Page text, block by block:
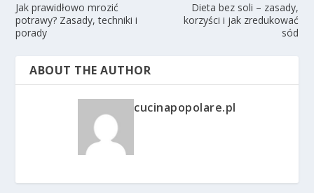
Jak prawidłowo mrozić
potrawy? Zasady, techniki i
porady
Dieta bez soli – zasady,
korzyści i jak zredukować
sód
ABOUT THE AUTHOR
cucinapopolare.pl